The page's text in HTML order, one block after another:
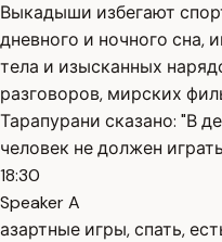
Выкадыши избегают
дневного и ночного сна,
тела и изысканных
разговоров, мирских
Тарапурани сказано: "В
человек не должен
18:30
Speaker A
азартные игры, спать,